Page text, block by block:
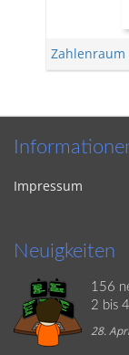
Zahlenraum
Impressum
Neuigkeiten
156
2 bis
28.